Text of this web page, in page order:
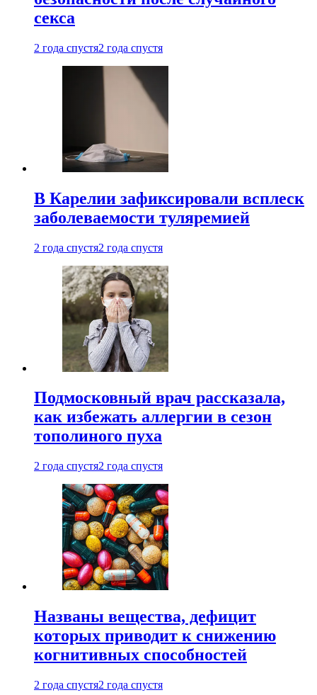
секса
2 года спустя2 года спустя
В Карелии зафиксировали всплеск
заболеваемости туляремией
2 года спустя2 года спустя
Подмосковный врач рассказала,
как избежать аллергии в сезон
тополиного пуха
2 года спустя2 года спустя
Названы вещества, дефицит
которых приводит к снижению
когнитивных способностей
2 года спустя2 года спустя